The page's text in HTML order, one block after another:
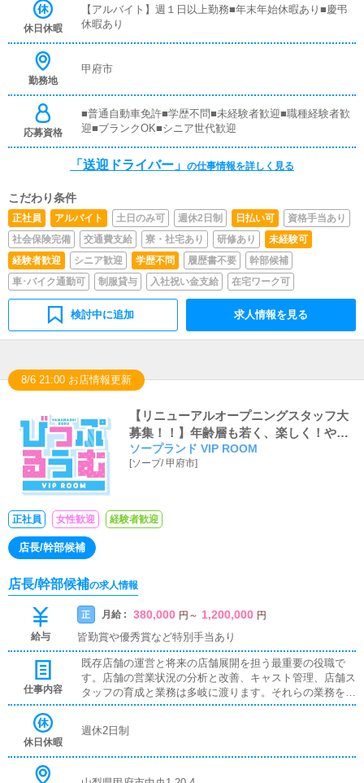
取り等、対面での簡単な接客になります。最初は先輩ドラ
イバーと同乗して行動し、業務の流れを覚えていただきま
事務所や待機室の清掃を行っていただきます。キャストの
休日休暇
【アルバイト】週１日以上勤務■年末年始休暇あり■慶弔
休暇あり
勤務地
甲府市
応募資格
■普通自動車免許■学歴不問■未経験者歓迎■職種経験者歓
迎■ブランクOK■シニア世代歓迎
「送迎ドライバー」 の仕事情報を詳しく見る
こだわり条件
正社員 アルバイト 土日のみ可 週休2日制 日払い可
資格手当あり
社会保険完備
交通費支給 寮・社宅あり 研修あり
未経験可
経験者歓迎
シニア歓迎 学歴不問 履歴書不要
幹部候補
車･バイク通勤可
制服貸与 入社祝い金支給 在宅ワーク可
検討中に追加 求人情報を見る
8/6 21:00 お店情報更新
【リニューアルオープニングスタッフ大
募集！！】年齢層も若く、楽しく！やる
ときはやる！がモットーなため、ギスギ
スとした人間関係も一切なく、役職ポス
ソープランド VIP ROOM
[ソープ/甲府市]
正社員 女性歓迎 経験者歓迎
店長/幹部候補
店長/幹部候補の求人情報
給与
正 月給 : 380,000 円 ～ 1,200,000 円
皆勤賞や優秀賞など特別手当あり
仕事内容
既存店舗の運営と将来の店舗展開を担う最重要の役職で
す。店舗の営業状況の分析と改善、キャスト管理、店舗ス
タッフの育成と業務は多岐に渡ります。それらの業務をこ
なしながら、様々な考えを持つスタッフをひとつにまと
と思います。
休日休暇
週休2日制